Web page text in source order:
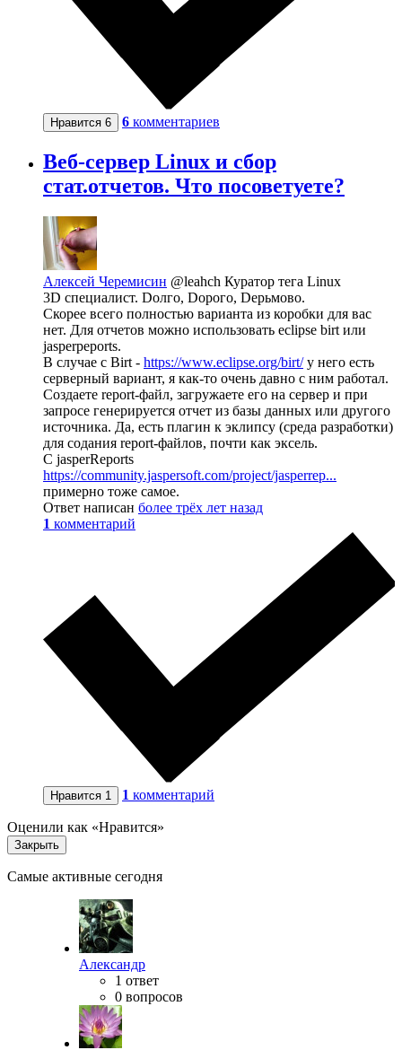
Нравится 6 6 комментариев
Веб-сервер Linux и сбор
стат.отчетов. Что посоветуете?
Алексей Черемисин @leahch Куратор тега Linux
3D специалист. Dолго, Dорого, Dерьмово.
Скорее всего полностью варианта из коробки для вас
нет. Для отчетов можно использовать eclipse birt или
jasperpeports.
В случае с Birt - https://www.eclipse.org/birt/у него есть
серверный вариант, я как-то очень давно с ним работал.
Создаете report-файл, загружаете его на сервер и при
запросе генерируется отчет из базы данных или другого
источника. Да, есть плагин к эклипсу (среда разработки)
для содания report-файлов, почти как эксель.
C jasperReports
https://community.jaspersoft.com/project/jasperrep...
примерно тоже самое.
Ответ написан более трёх лет назад
1 комментарий
Нравится 1 1 комментарий
Оценили как «Нравится»
Закрыть
Самые активные сегодня
Александр
1 ответ
0 вопросов